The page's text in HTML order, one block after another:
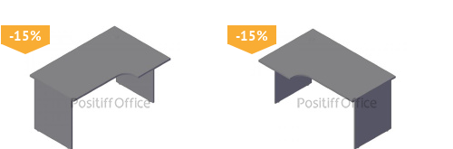
-15% -15%